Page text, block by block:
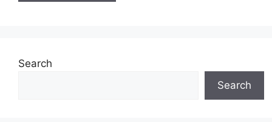
Search
Search